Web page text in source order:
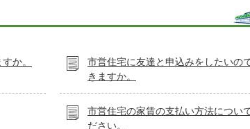
か。
市営住宅に友達と申込みをしたいの
きますか。
市営住宅の家賃の支払い方法につい
ださい。